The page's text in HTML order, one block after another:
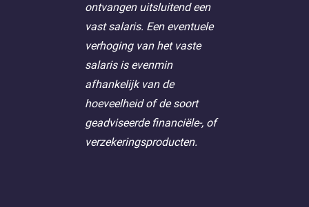
ontvangen uitsluitend een
vast salaris. Een eventuele
verhoging van het vaste
salaris is evenmin
afhankelijk van de
hoeveelheid of de soort
geadviseerde financiële-, of
verzekeringsproducten.